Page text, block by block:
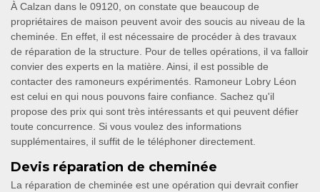
À Calzan dans le 09120, on constate que beaucoup de
propriétaires de maison peuvent avoir des soucis au niveau de la
cheminée. En effet, il est nécessaire de procéder à des travaux
de réparation de la structure. Pour de telles opérations, il va falloir
convier des experts en la matière. Ainsi, il est possible de
contacter des ramoneurs expérimentés. Ramoneur Lobry Léon
est celui en qui nous pouvons faire confiance. Sachez qu'il
propose des prix qui sont très intéressants et qui peuvent défier
toute concurrence. Si vous voulez des informations
supplémentaires, il suffit de le téléphoner directement.
Devis réparation de cheminée
La réparation de cheminée est une opération qui devrait confier